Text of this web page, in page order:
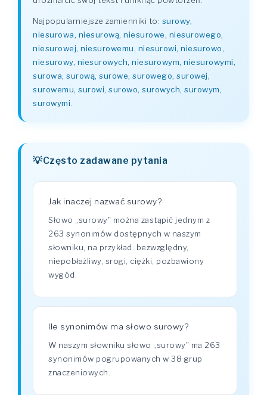
Najpopularniejsze zamienniki to: surowy,
niesurowa, niesurową, niesurowe, niesurowego,
niesurowej, niesurowemu, niesurowi, niesurowo,
niesurowy, niesurowych, niesurowym, niesurowymi,
surowa, surową, surowe, surowego, surowej,
surowemu, surowi, surowo, surowych, surowym,
surowymi
Często zadawane pytania
Jak inaczej nazwać surowy?
Słowo „surowy" można zastąpić jednym z
263 synonimów dostępnych w naszym
słowniku, na przykład: bezwzględny,
niepobłażliwy, srogi, ciężki, pozbawiony
wygód.
Ile synonimów ma słowo surowy?
W naszym słowniku słowo „surowy" ma 263
synonimów pogrupowanych w 38 grup
znaczeniowych.